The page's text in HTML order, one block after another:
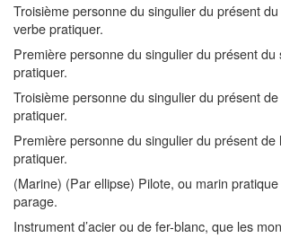
Troisième personne du singulier du présent
verbe pratiquer.
Première personne du singulier du présent
pratiquer.
Troisième personne du singulier du présent de
pratiquer.
Première personne du singulier du présent de
pratiquer.
(Marine) (Par ellipse) Pilote, ou marin
parage.
Instrument d’acier ou de fer-blanc, que les